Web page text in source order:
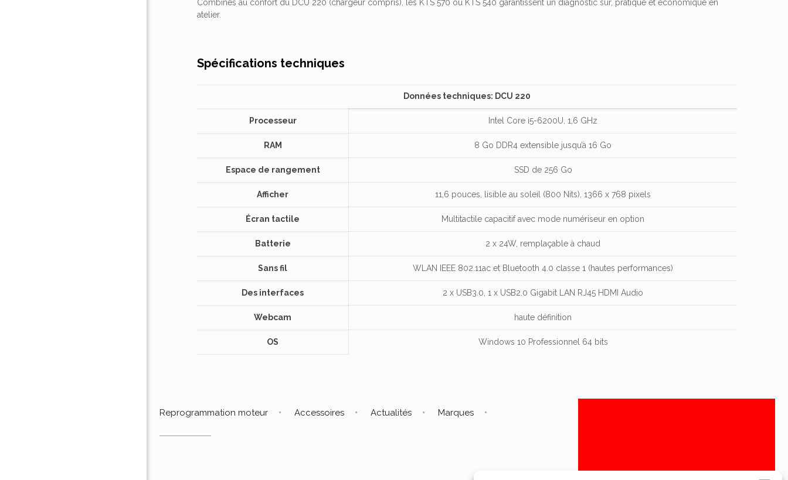
Combinés au confort du DCU 220 (chargeur compris), les KTS 570 ou KTS 540 garantissent un diagnostic sûr, pratique et économique en
atelier.
Spécifications techniques
Données techniques: DCU 220
Processeur Intel Core i5-6200U, 1,6 GHz
RAM 8 Go DDR4 extensible jusqu’à 16 Go
Espace de rangement SSD de 256 Go
Afficher 11,6 pouces, lisible au soleil (800 Nits), 1366 x 768 pixels
Écran tactile Multitactile capacitif avec mode numériseur en option
Batterie 2 x 24W, remplaçable à chaud
Sans fil WLAN IEEE 802.11ac et Bluetooth 4.0 classe 1 (hautes performances)
Des interfaces 2 x USB3.0, 1 x USB2.0 Gigabit LAN RJ45 HDMI Audio
Webcam haute définition
OS Windows 10 Professionnel 64 bits
Reprogrammation moteur Accessoires Actualités Marques